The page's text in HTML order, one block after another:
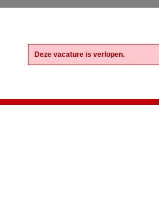
Deze vacature is verlopen.